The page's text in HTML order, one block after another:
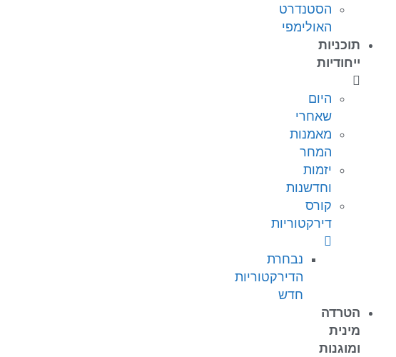
הסטנדרט
האולימפי
תוכניות
ייחודיות
היום
שאחרי
מאמנות
המחר
יזמות
וחדשנות
קורס
דירקטוריות
נבחרת
הדירקטוריות
חדש
הטרדה
מינית
ומוגנות